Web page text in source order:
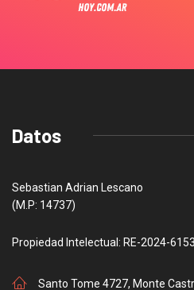
Datos
Sebastian Adrian Lescano
(M.P: 14737)
Propiedad Intelectual: RE-2024-
Santo Tome 4727, Monte